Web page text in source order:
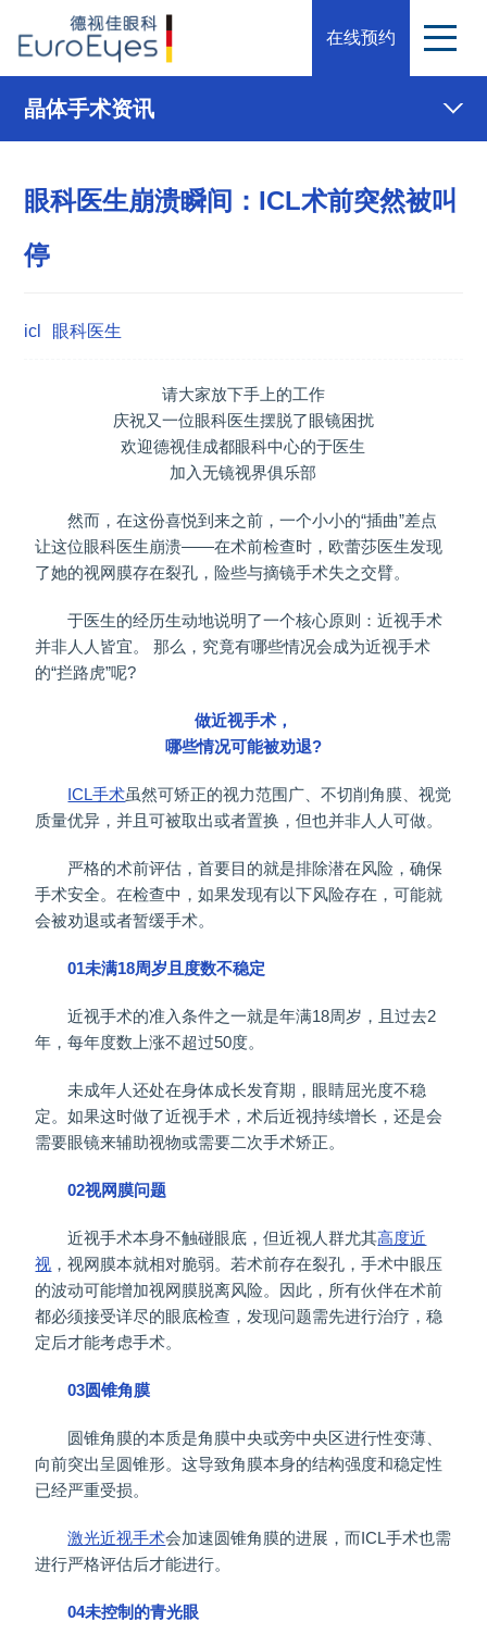
在线预约
晶体手术资讯
眼科医生崩溃瞬间：ICL术前突然被叫
停
icl 眼科医生
请大家放下手上的工作
庆祝又一位眼科医生摆脱了眼镜困扰
欢迎德视佳成都眼科中心的于医生
加入无镜视界俱乐部
然而，在这份喜悦到来之前，一个小小的“插曲”差点
让这位眼科医生崩溃——在术前检查时，欧蕾莎医生发现
了她的视网膜存在裂孔，险些与摘镜手术失之交臂。
于医生的经历生动地说明了一个核心原则：近视手术
并非人人皆宜。 那么，究竟有哪些情况会成为近视手术
的“拦路虎”呢?
做近视手术，
哪些情况可能被劝退?
ICL手术虽然可矫正的视力范围广、不切削角膜、视觉
质量优异，并且可被取出或者置换，但也并非人人可做。
严格的术前评估，首要目的就是排除潜在风险，确保
手术安全。在检查中，如果发现有以下风险存在，可能就
会被劝退或者暂缓手术。
01未满18周岁且度数不稳定
近视手术的准入条件之一就是年满18周岁，且过去2
年，每年度数上涨不超过50度。
未成年人还处在身体成长发育期，眼睛屈光度不稳
定。如果这时做了近视手术，术后近视持续增长，还是会
需要眼镜来辅助视物或需要二次手术矫正。
02视网膜问题
近视手术本身不触碰眼底，但近视人群尤其高度近
视 ，视网膜本就相对脆弱。若术前存在裂孔，手术中眼压
的波动可能增加视网膜脱离风险。因此，所有伙伴在术前
都必须接受详尽的眼底检查，发现问题需先进行治疗，稳
定后才能考虑手术。
03圆锥角膜
圆锥角膜的本质是角膜中央或旁中央区进行性变薄、
向前突出呈圆锥形。这导致角膜本身的结构强度和稳定性
已经严重受损。
激光近视手术会加速圆锥角膜的进展，而ICL手术也需
进行严格评估后才能进行。
04未控制的青光眼